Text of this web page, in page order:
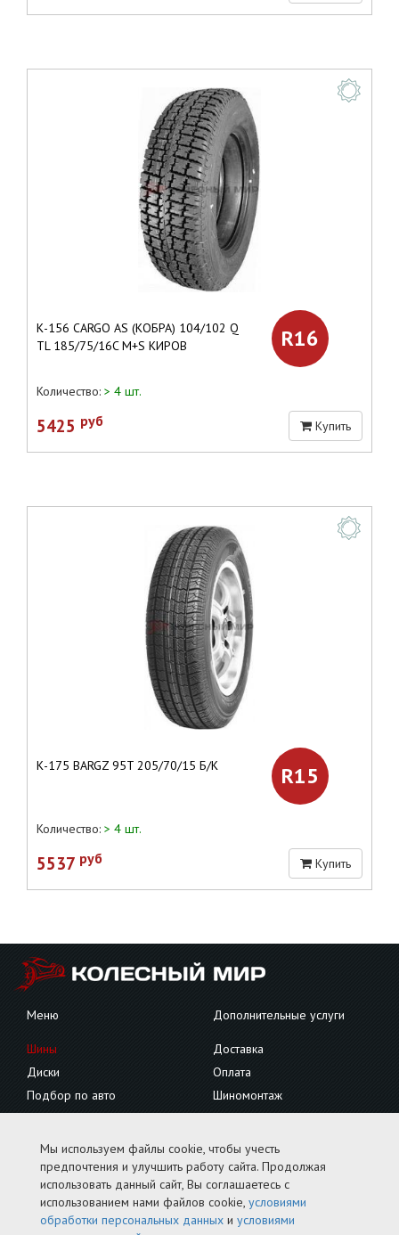
К-156 CARGO AS (КОБРА) 104/102 Q
TL 185/75/16C M+S КИРОВ
R16
Количество: > 4 шт.
5425 руб Купить
К-175 BARGZ 95T 205/70/15 Б/К R15
Количество: > 4 шт.
5537 руб Купить
Меню
Шины
Диски
Подбор по авто
Грузовые
Дополнительные услуги
Доставка
Оплата
Шиномонтаж
Сезонное хранение
Контакты
Тел.+7 (4912) 51-27-70 / 27-27-70
Рязань, ул. 3-и Бутырки, д. 1
Условия обработки персональных данных
Мы используем файлы cookie, чтобы учесть
предпочтения и улучшить работу сайта. Продолжая
использовать данный сайт, Вы соглашаетесь с
использованием нами файлов cookie, условиями
обработки персональных данных и условиями